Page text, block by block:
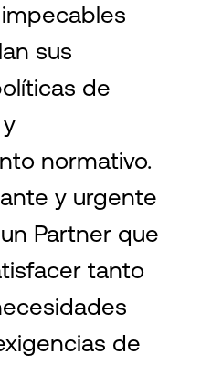
sus
de
normativo.
y urgente
Partner que
tanto
de